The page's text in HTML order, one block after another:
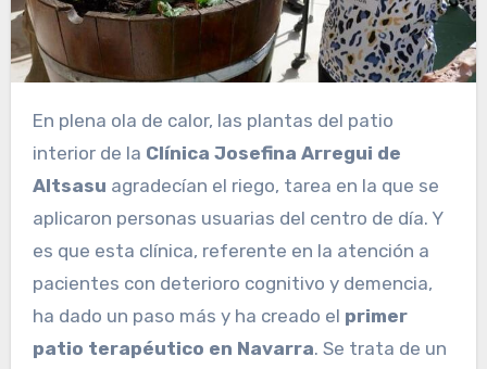
En plena ola de calor, las plantas del patio
interior de la Clínica Josefina Arregui de
Altsasu agradecían el riego, tarea en la que se
aplicaron personas usuarias del centro de día. Y
es que esta clínica, referente en la atención a
pacientes con deterioro cognitivo y demencia,
ha dado un paso más y ha creado el primer
patio terapéutico en Navarra. Se trata de un